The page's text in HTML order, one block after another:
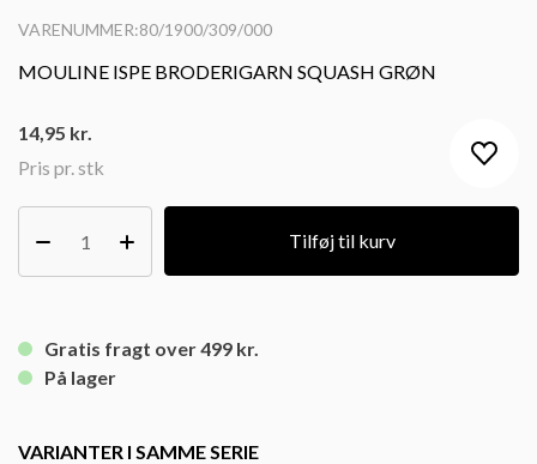
VARENUMMER:80/1900/309/000
MOULINE ISPE BRODERIGARN SQUASH GRØN
Pris pr. stk
14,95 kr.
Tilføj til kurv
Gratis fragt over 499 kr.
På lager
VARIANTER I SAMME SERIE